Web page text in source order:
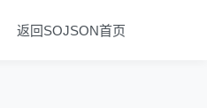
返回SOJSON首页